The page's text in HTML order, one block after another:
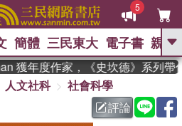
5
GO
熱搜： 東野圭吾 、 高希均教授回憶錄
父親節 、 如果歷
暑期推薦 、 國際布克
簡體 三民東大 電子書 親子
獲年度作家，《史坎德》系列帶
人文社科
社會科學
評論